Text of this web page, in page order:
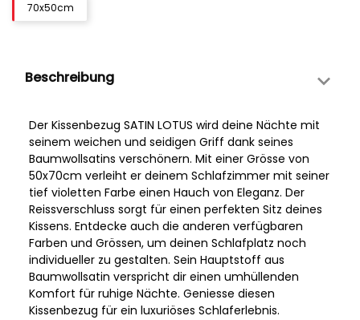
70x50cm
Beschreibung
Der Kissenbezug SATIN LOTUS wird deine Nächte mit
seinem weichen und seidigen Griff dank seines
Baumwollsatins verschönern. Mit einer Grösse von
50x70cm verleiht er deinem Schlafzimmer mit seiner
tief violetten Farbe einen Hauch von Eleganz. Der
Reissverschluss sorgt für einen perfekten Sitz deines
Kissens. Entdecke auch die anderen verfügbaren
Farben und Grössen, um deinen Schlafplatz noch
individueller zu gestalten. Sein Hauptstoff aus
Baumwollsatin verspricht dir einen umhüllenden
Komfort für ruhige Nächte. Geniesse diesen
Kissenbezug für ein luxuriöses Schlaferlebnis.